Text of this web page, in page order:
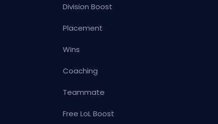
Division Boost
Placement
Wins
Coaching
Teammate
Free LoL Boost